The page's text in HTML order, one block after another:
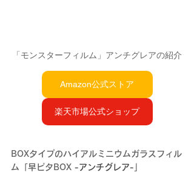
「モンスターフィルム」アンチグレアの紹介
Amazon公式ストア
楽天市場公式ショップ
BOXタイプのハイアルミニウムガラスフィル
ム「早ピタBOX -アンチグレア-